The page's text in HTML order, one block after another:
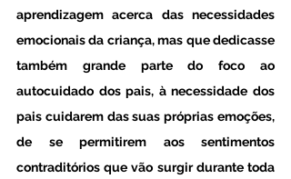
aprendizagem acerca das necessidades
emocionais da criança, mas que dedicasse
também grande parte do foco ao
autocuidado dos pais, à necessidade dos
pais cuidarem das suas próprias emoções,
de se permitirem aos sentimentos
contraditórios que vão surgir durante toda